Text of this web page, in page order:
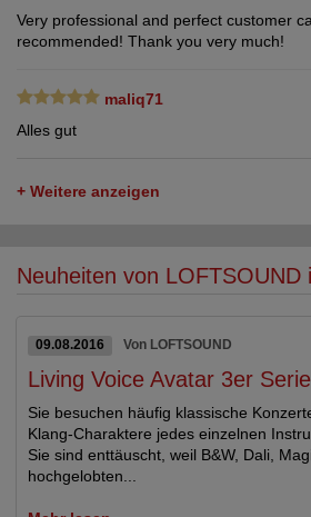
Very professional and perfect customer
recommended! Thank you very much!
maliq71
Alles gut
+ Weitere anzeigen
Neuheiten von LOFTSOUND
09.08.2016 Von LOFTSOUND
Living Voice Avatar 3er Serie
Sie besuchen häufig klassische
Klang-Charaktere jedes einzelnen
Sie sind enttäuscht, weil B&W, Dali,
hochgelobten...